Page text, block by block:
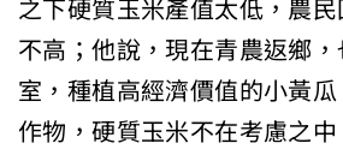
不高；他說，現在青農返鄉
室，種植高經濟價值的小黃
作物，硬質玉米不在考慮之中